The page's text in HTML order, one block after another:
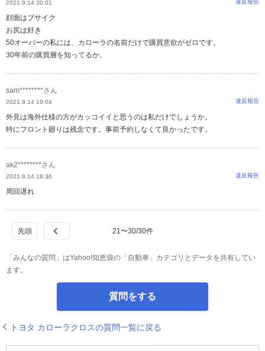
2021.9.14 20:01 違反報告
顔面はブサイク
お尻は好き
50オーバーの私には、カローラの名前だけで購買意欲がゼロです。
30年前の購買層を知ってるか。
sam********さん
2021.9.14 19:04 違反報告
外見は海外仕様の方がカッコイイと思うのは私だけでしょうか。
特にフロント廻りは残念です。事前予約しなくて良かったです。
ak2********さん
2021.9.14 18:36 違反報告
周回遅れ
21 〜30/30件
「みんなの質問」はYahoo!知恵袋の「自動車」カテゴリとデータを共有してい
ます。
質問をする
トヨタ カローラクロスの質問一覧に戻る